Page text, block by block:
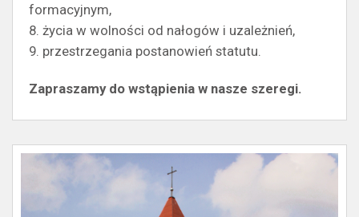
formacyjnym,
8. życia w wolności od nałogów i uzależnień,
9. przestrzegania postanowień statutu.
Zapraszamy do wstąpienia w nasze szeregi.